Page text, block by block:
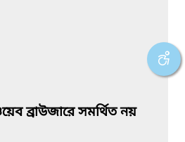
ব্রাউজারে সমর্থিত নয়